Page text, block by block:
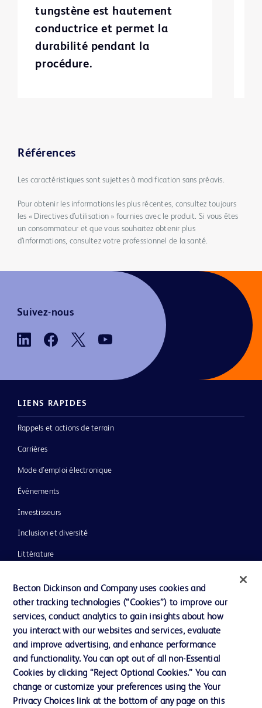
tungstène est hautement
conductrice et permet la
durabilité pendant la
procédure.
Références
Les caractéristiques sont sujettes à modification sans préavis.
Pour obtenir les informations les plus récentes, consultez toujours
les « Directives d’utilisation » fournies avec le produit. Si vous êtes
un consommateur et que vous souhaitez obtenir plus
d’informations, consultez votre professionnel de la santé.
Suivez-nous
LIENS RAPIDES
Rappels et actions de terrain
Carrières
Mode d’emploi électronique
Événements
Investisseurs
Inclusion et diversité
Littérature
Notre entreprise
Éthique et conformité
Nous contacter
Becton Dickinson and Company uses cookies and
other tracking technologies (“Cookies”) to improve our
services, conduct analytics to gain insights about how
you interact with our websites and services, evaluate
and improve advertising, and enhance performance
and functionality. You can opt out of all non-Essential
Cookies by clicking “Reject Optional Cookies.” You can
change or customize your preferences using the Your
Privacy Choices link at the bottom of any page on this